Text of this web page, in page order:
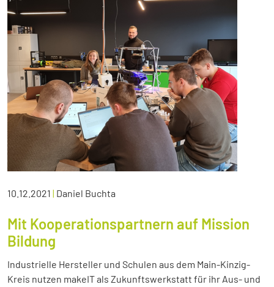
10.12.2021 | Daniel Buchta
Mit Kooperationspartnern auf Mission
Bildung
Industrielle Hersteller und Schulen aus dem Main-Kinzig-
Kreis nutzen makeIT als Zukunftswerkstatt für ihr Aus- und